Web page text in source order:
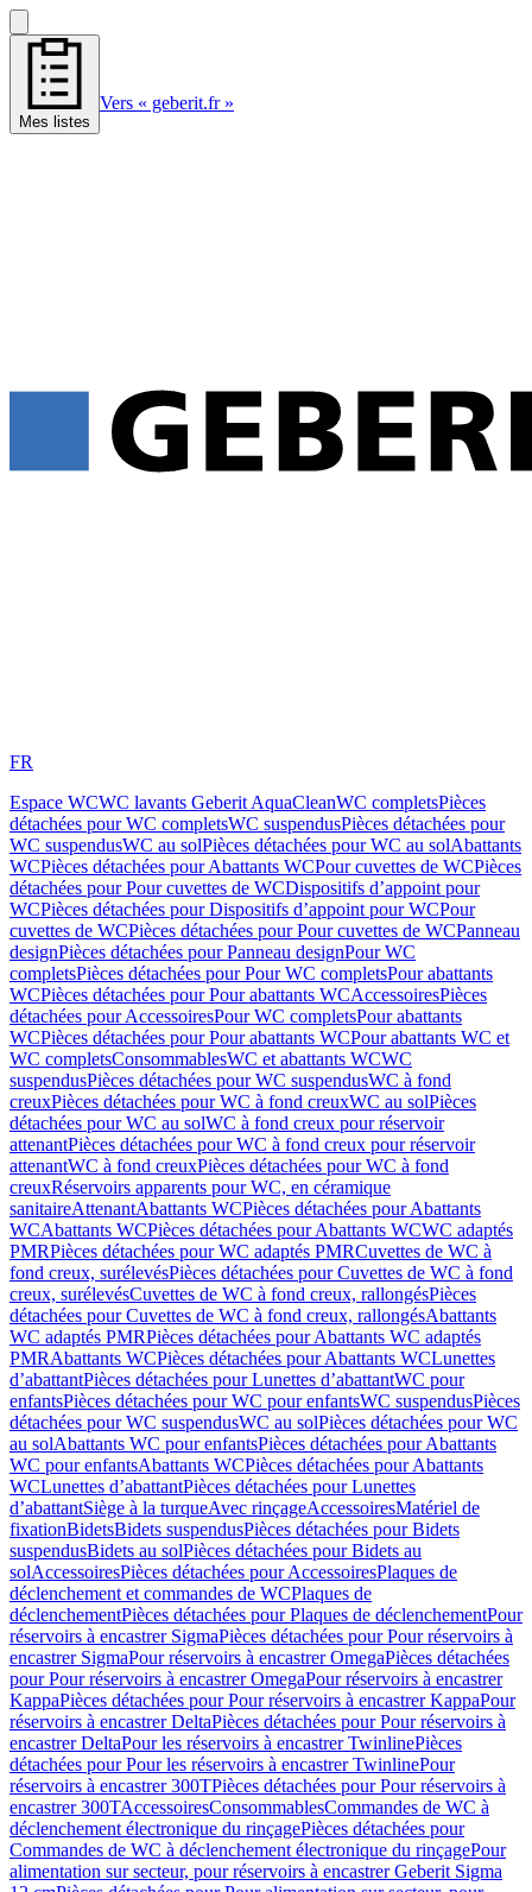
Mes listes
Vers « geberit.fr »
FR
Espace WCWC lavants Geberit AquaCleanWC completsPièces
détachées pour WC completsWC suspendusPièces détachées pour
WC suspendusWC au solPièces détachées pour WC au solAbattants
WCPièces détachées pour Abattants WCPour cuvettes de WCPièces
détachées pour Pour cuvettes de WCDispositifs d’appoint pour
WCPièces détachées pour Dispositifs d’appoint pour WCPour
cuvettes de WCPièces détachées pour Pour cuvettes de WCPanneau
designPièces détachées pour Panneau designPour WC
completsPièces détachées pour Pour WC completsPour abattants
WCPièces détachées pour Pour abattants WCAccessoiresPièces
détachées pour AccessoiresPour WC completsPour abattants
WCPièces détachées pour Pour abattants WCPour abattants WC et
WC completsConsommablesWC et abattants WCWC
suspendusPièces détachées pour WC suspendusWC à fond
creuxPièces détachées pour WC à fond creuxWC au solPièces
détachées pour WC au solWC à fond creux pour réservoir
attenantPièces détachées pour WC à fond creux pour réservoir
attenantWC à fond creuxPièces détachées pour WC à fond
creuxRéservoirs apparents pour WC, en céramique
sanitaireAttenantAbattants WCPièces détachées pour Abattants
WCAbattants WCPièces détachées pour Abattants WCWC adaptés
PMRPièces détachées pour WC adaptés PMRCuvettes de WC à
fond creux, surélevésPièces détachées pour Cuvettes de WC à fond
creux, surélevésCuvettes de WC à fond creux, rallongésPièces
détachées pour Cuvettes de WC à fond creux, rallongésAbattants
WC adaptés PMRPièces détachées pour Abattants WC adaptés
PMRAbattants WCPièces détachées pour Abattants WCLunettes
d’abattantPièces détachées pour Lunettes d’abattantWC pour
enfantsPièces détachées pour WC pour enfantsWC suspendusPièces
détachées pour WC suspendusWC au solPièces détachées pour WC
au solAbattants WC pour enfantsPièces détachées pour Abattants
WC pour enfantsAbattants WCPièces détachées pour Abattants
WCLunettes d’abattantPièces détachées pour Lunettes
d’abattantSiège à la turqueAvec rinçageAccessoiresMatériel de
fixationBidetsBidets suspendusPièces détachées pour Bidets
suspendusBidets au solPièces détachées pour Bidets au
solAccessoiresPièces détachées pour AccessoiresPlaques de
déclenchement et commandes de WCPlaques de
déclenchementPièces détachées pour Plaques de déclenchementPour
réservoirs à encastrer SigmaPièces détachées pour Pour réservoirs à
encastrer SigmaPour réservoirs à encastrer OmegaPièces détachées
pour Pour réservoirs à encastrer OmegaPour réservoirs à encastrer
KappaPièces détachées pour Pour réservoirs à encastrer KappaPour
réservoirs à encastrer DeltaPièces détachées pour Pour réservoirs à
encastrer DeltaPour les réservoirs à encastrer TwinlinePièces
détachées pour Pour les réservoirs à encastrer TwinlinePour
réservoirs à encastrer 300TPièces détachées pour Pour réservoirs à
encastrer 300TAccessoiresConsommablesCommandes de WC à
déclenchement électronique du rinçagePièces détachées pour
Commandes de WC à déclenchement électronique du rinçagePour
alimentation sur secteur, pour réservoirs à encastrer Geberit Sigma